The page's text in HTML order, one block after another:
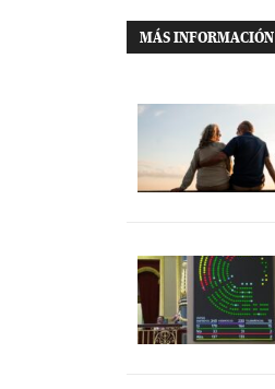
MÁS INFORMACIÓN